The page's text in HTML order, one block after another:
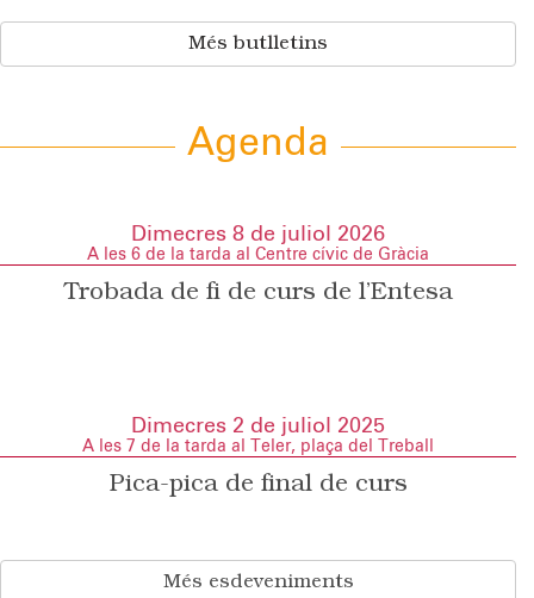
Més butlletins
Agenda
Dimecres 8 de juliol 2026
A les 6 de la tarda al Centre cívic de Gràcia
Trobada de fi de curs de l’Entesa
Dimecres 2 de juliol 2025
A les 7 de la tarda al Teler, plaça del Treball
Pica-pica de final de curs
Més esdeveniments